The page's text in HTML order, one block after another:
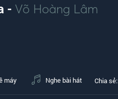
- Võ Hoàng Lâm
máy Nghe bài hát Chia sẻ: